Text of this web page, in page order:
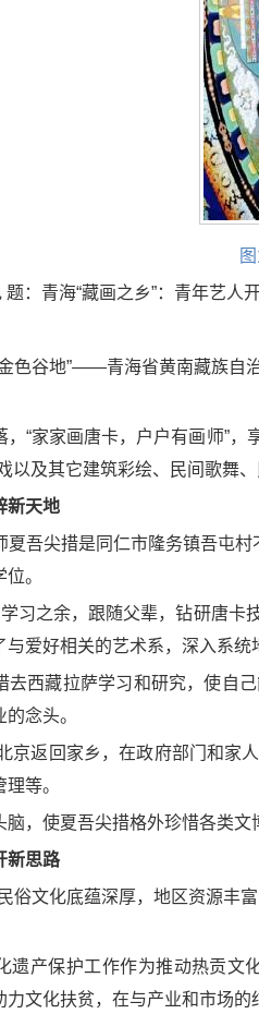
：青海“藏画之乡”：青年艺人
色谷地”——青海省黄南藏族自
，“家家画唐卡，户户有画师”
以及其它建筑彩绘、民间歌舞
新天地
夏吾尖措是同仁市隆务镇吾屯
。
习之余，跟随父辈，钻研唐卡
爱好相关的艺术系，深入系统
去西藏拉萨学习和研究，使自
念头。
京返回家乡，在政府部门和家
等。
脑，使夏吾尖措格外珍惜各类
新思路
俗文化底蕴深厚，地区资源丰
遗产保护工作作为推动热贡文
文化扶贫，在与产业和市场